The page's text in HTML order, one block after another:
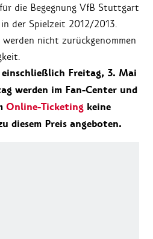
die Begegnung VfB Stuttgart
der Spielzeit 2012/2013.
nicht zurückgenommen
Freitag, 3. Mai
werden im Fan-Center und
Online-Ticketing keine
diesem Preis angeboten.